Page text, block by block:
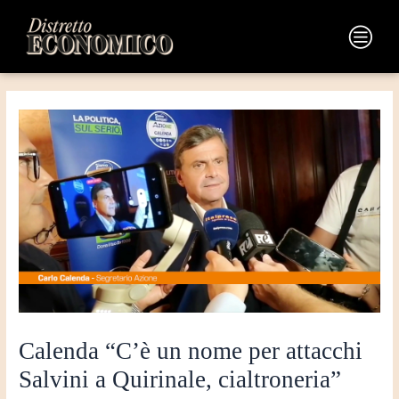
contenuto
Main
Menu
Calenda “C’è un nome per attacchi
Salvini a Quirinale, cialtroneria”
articoli